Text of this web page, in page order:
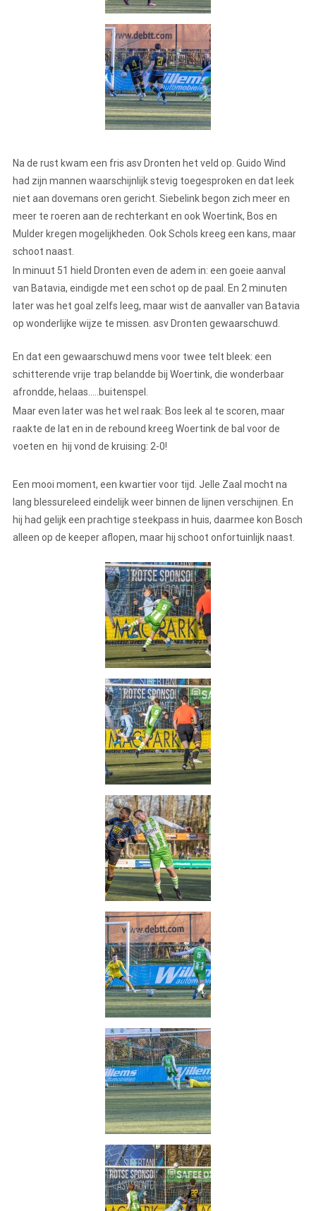
Na de rust kwam een fris asv Dronten het veld op. Guido Wind
had zijn mannen waarschijnlijk stevig toegesproken en dat leek
niet aan dovemans oren gericht. Siebelink begon zich meer en
meer te roeren aan de rechterkant en ook Woertink, Bos en
Mulder kregen mogelijkheden. Ook Schols kreeg een kans, maar
schoot naast.
In minuut 51 hield Dronten even de adem in: een goeie aanval
van Batavia, eindigde met een schot op de paal. En 2 minuten
later was het goal zelfs leeg, maar wist de aanvaller van Batavia
op wonderlijke wijze te missen. asv Dronten gewaarschuwd.
En dat een gewaarschuwd mens voor twee telt bleek: een
schitterende vrije trap belandde bij Woertink, die wonderbaar
afrondde, helaas…..buitenspel.
Maar even later was het wel raak: Bos leek al te scoren, maar
raakte de lat en in de rebound kreeg Woertink de bal voor de
voeten en hij vond de kruising: 2-0!
Een mooi moment, een kwartier voor tijd. Jelle Zaal mocht na
lang blessureleed eindelijk weer binnen de lijnen verschijnen. En
hij had gelijk een prachtige steekpass in huis, daarmee kon Bosch
alleen op de keeper aflopen, maar hij schoot onfortuinlijk naast.